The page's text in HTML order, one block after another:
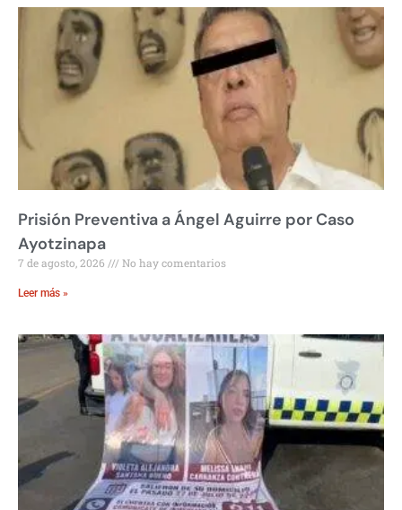
Prisión Preventiva a Ángel Aguirre por Caso
Ayotzinapa
7 de agosto, 2026 No hay comentarios
Leer más »